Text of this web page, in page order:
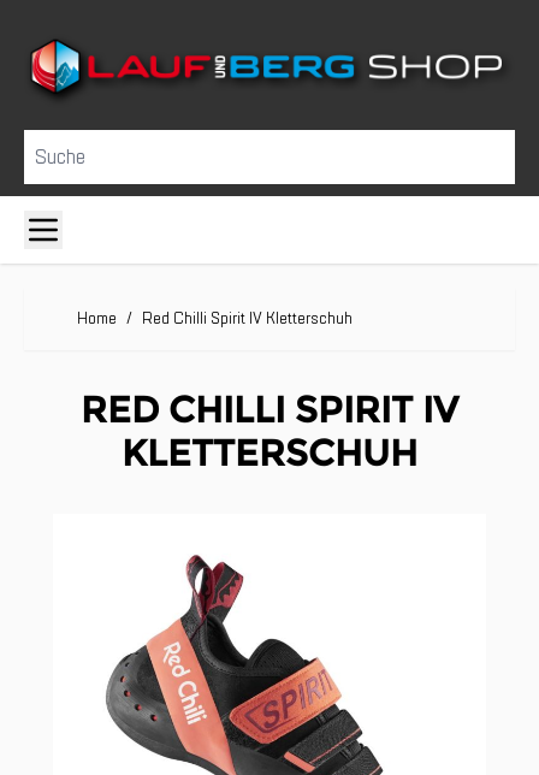
Suche
Home / Red Chilli Spirit IV Kletterschuh
RED CHILLI SPIRIT IV
KLETTERSCHUH